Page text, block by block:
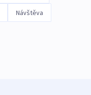
Návštěva